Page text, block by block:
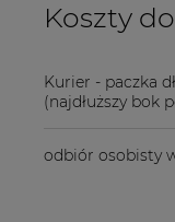
Koszty
Cena nie
Kurier - paczka
(najdłuższy bok
odbiór osobisty